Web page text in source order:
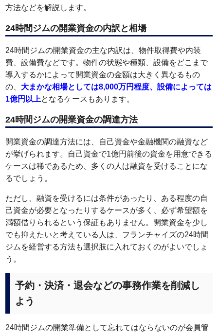
方法などを解説します。
24時間ジムの開業資金の内訳と相場
24時間ジムの開業資金の主な内訳は、物件取得費や内装
費、設備費などです。物件の状態や種類、設備をどこまで
導入するかによって開業資金の金額は大きく異なるもの
の、 大まかな相場としては8,000万円程度、設備によっては
1億円以上となるケースもあります。
24時間ジムの開業資金の調達方法
開業資金の調達方法には、自己資金や金融機関の融資など
が挙げられます。自己資金で1億円前後の資金を用意できる
ケースは稀であるため、多くの人は融資を受けることにな
るでしょう。
ただし、融資を受けるには条件があったり、ある程度の自
己資金が必要となったりするケースが多く、必ず希望額を
満額借りられるという保証もありません。開業資金を少し
でも抑えたいと考えている人は、フランチャイズの24時間
ジムを経営する方法も選択肢に入れておくのがよいでしょ
う。
予約・決済・退会などの事務作業を削減し
よう
24時間ジムの開業準備として忘れてはならないのが会員管